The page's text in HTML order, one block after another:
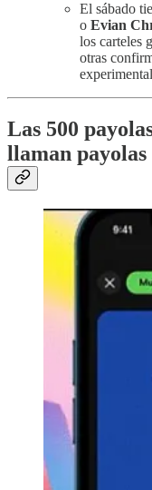
El sábado
o Evian
los carteles
otras
Las 500
llaman payolas